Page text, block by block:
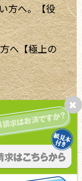
方へ。【役
へ【極上の
方へ
うな学習法